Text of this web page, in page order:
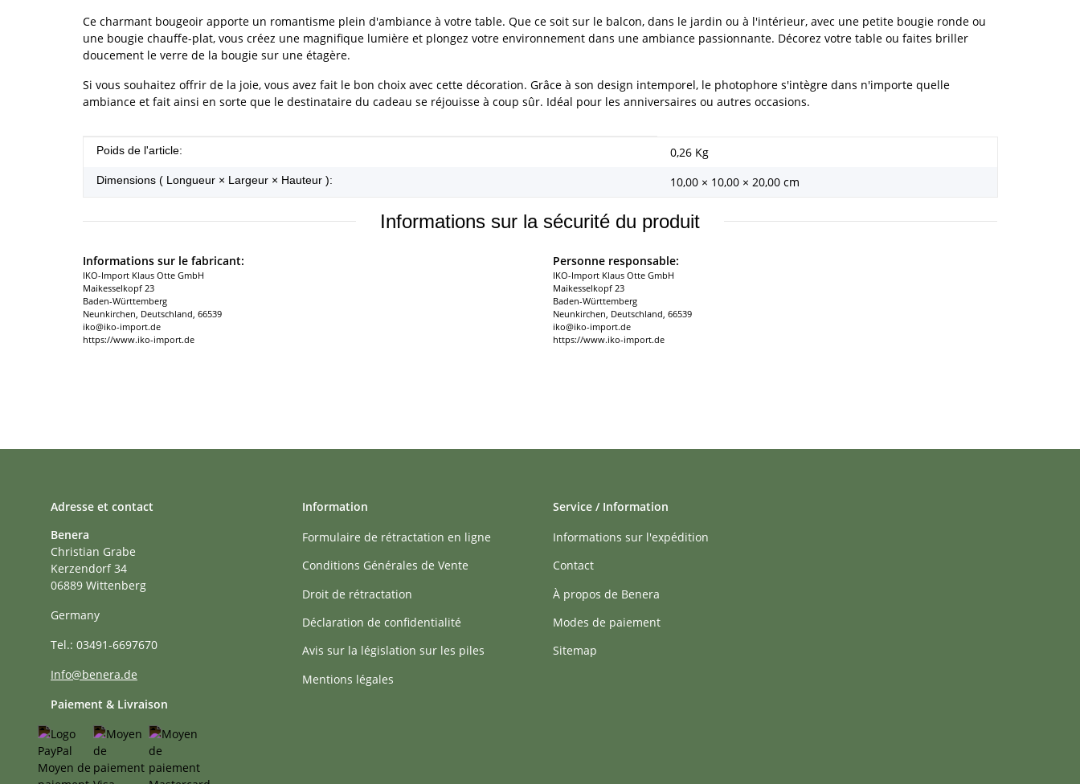
Ce charmant bougeoir apporte un romantisme plein d'ambiance à votre table. Que ce soit sur le balcon, dans le jardin ou à l'intérieur, avec une petite bougie ronde ou
une bougie chauffe-plat, vous créez une magnifique lumière et plongez votre environnement dans une ambiance passionnante. Décorez votre table ou faites briller
doucement le verre de la bougie sur une étagère.
Si vous souhaitez offrir de la joie, vous avez fait le bon choix avec cette décoration. Grâce à son design intemporel, le photophore s'intègre dans n'importe quelle
ambiance et fait ainsi en sorte que le destinataire du cadeau se réjouisse à coup sûr. Idéal pour les anniversaires ou autres occasions.
#productDetails.itemInformation#
#productDetails.itemValue#
Poids de l'article: 0,26 Kg
Dimensions ( Longueur × Largeur × Hauteur ): 10,00 × 10,00 × 20,00 cm
Informations sur la sécurité du produit
Informations sur le fabricant:
IKO-Import Klaus Otte GmbH
Maikesselkopf 23
Baden-Württemberg
Neunkirchen, Deutschland, 66539
iko@iko-import.de
https://www.iko-import.de
Personne responsable:
IKO-Import Klaus Otte GmbH
Maikesselkopf 23
Baden-Württemberg
Neunkirchen, Deutschland, 66539
iko@iko-import.de
https://www.iko-import.de
Adresse et contact
Benera
Christian Grabe
Kerzendorf 34
06889 Wittenberg
Germany
Tel.: 03491-6697670
Info@benera.de
Paiement & Livraison
Information
Formulaire de rétractation en ligne
Conditions Générales de Vente
Droit de rétractation
Déclaration de confidentialité
Avis sur la législation sur les piles
Mentions légales
Service / Information
Informations sur l'expédition
Contact
À propos de Benera
Modes de paiement
Sitemap